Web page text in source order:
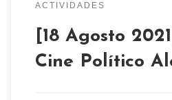
ACTIVIDADES
[18 Agosto
Cine Político